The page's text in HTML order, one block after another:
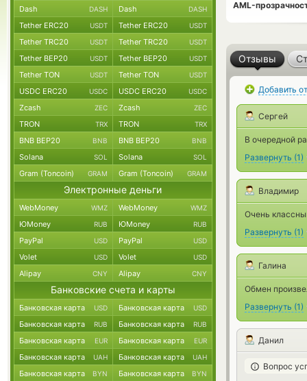
AML-
Отзывы
Добавить
Сергей
В очередной
Развернуть (1)
Владимир
Очень
Развернуть (1)
Галина
Обмен
Развернуть (1)
Данил
Вопрос
Dash DASH Dash DASH
Tether ERC20 USDT Tether ERC20 USDT
Tether TRC20 USDT Tether TRC20 USDT
Tether BEP20 USDT Tether BEP20 USDT
Tether TON USDT Tether TON USDT
USDC ERC20 USDC USDC ERC20 USDC
Zcash ZEC Zcash ZEC
TRON TRX TRON TRX
BNB BEP20 BNB BNB BEP20 BNB
Solana SOL Solana SOL
Gram (Toncoin) GRAM Gram (Toncoin) GRAM
Электронные деньги
WebMoney WMZ WebMoney WMZ
ЮMoney RUB ЮMoney RUB
PayPal USD PayPal USD
Volet USD Volet USD
Alipay CNY Alipay CNY
Банковские счета и карты
Банковская карта USD Банковская карта USD
Банковская карта RUB Банковская карта RUB
Банковская карта EUR Банковская карта EUR
Банковская карта UAH Банковская карта UAH
Банковская карта BYN Банковская карта BYN